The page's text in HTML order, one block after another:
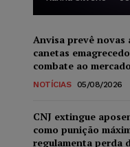
Anvisa prevê novas
canetas
combate ao
NOTÍCIAS 05/08/2026
CNJ extingue
como punição
regulamenta perda